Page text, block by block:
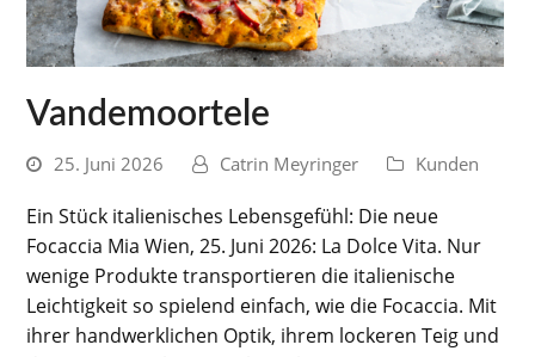
Vandemoortele
25. Juni 2026 Catrin Meyringer Kunden
Ein Stück italienisches Lebensgefühl: Die neue
Focaccia Mia Wien, 25. Juni 2026: La Dolce Vita. Nur
wenige Produkte transportieren die italienische
Leichtigkeit so spielend einfach, wie die Focaccia. Mit
ihrer handwerklichen Optik, ihrem lockeren Teig und